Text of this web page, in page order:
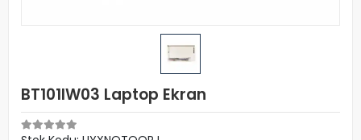
BT101IW03 Laptop Ekran